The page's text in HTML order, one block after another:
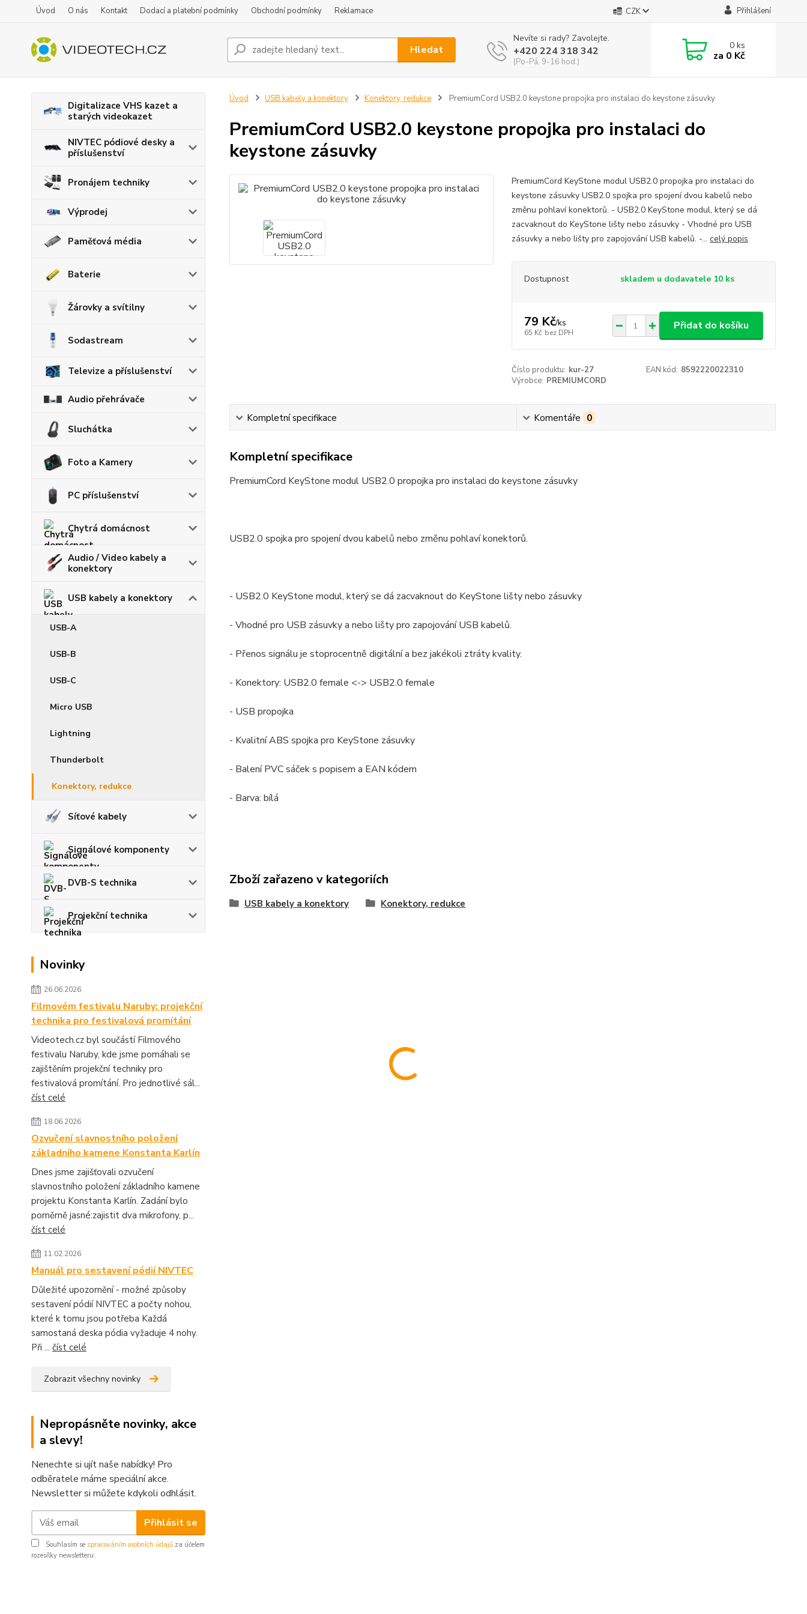
Úvod O nás Kontakt Dodací a platební podmínky Obchodní podmínky Reklamace CZK Přihlášení
Hledat
Nevíte si rady? Zavolejte.
+420 224 318 342
(Po-Pá, 9-16 hod.)
0ks
za 0 Kč
Digitalizace VHS kazet a
starých videokazet
NIVTEC pódiové desky a
příslušenství
Pronájem techniky
Výprodej
Paměťová média
Baterie
Žárovky a svítilny
Sodastream
Televize a příslušenství
Audio přehrávače
Sluchátka
Foto a Kamery
PC příslušenství
Chytrá domácnost
Audio / Video kabely a
konektory
USB kabely a konektory
USB-A
USB-B
USB-C
Micro USB
Lightning
Thunderbolt
Konektory, redukce
Síťové kabely
Signálové komponenty
DVB-S technika
Projekční technika
Novinky
26.06.2026
Filmovém festivalu Naruby: projekční
technika pro festivalová promítání
Videotech.cz byl součástí Filmového
festivalu Naruby, kde jsme pomáhali se
zajištěním projekční techniky pro
festivalová promítání. Pro jednotlivé sál...
číst celé
18.06.2026
Ozvučení slavnostního položení
základního kamene Konstanta Karlín
Dnes jsme zajišťovali ozvučení
slavnostního položení základního kamene
projektu Konstanta Karlín. Zadání bylo
poměrně jasné:zajistit dva mikrofony, p...
číst celé
11.02.2026
Manuál pro sestavení pódií NIVTEC
Důležité upozornění - možné způsoby
sestavení pódií NIVTEC a počty nohou,
které k tomu jsou potřeba Každá
samostaná deska pódia vyžaduje 4 nohy.
Při ... číst celé
Zobrazit všechny novinky
Nepropásněte novinky, akce
a slevy!
Nenechte si ujít naše nabídky! Pro
odběratele máme speciální akce.
Newsletter si můžete kdykoli odhlásit.
Přihlásit se
Souhlasím se zpracováním osobních údajů za účelem
rozesílky newsletteru.
Úvod USB kabely a konektory Konektory, redukce PremiumCord USB2.0 keystone propojka pro instalaci do keystone zásuvky
PremiumCord USB2.0 keystone propojka pro instalaci do
keystone zásuvky
PremiumCord KeyStone modul USB2.0 propojka pro instalaci do
keystone zásuvky USB2.0 spojka pro spojení dvou kabelů nebo
změnu pohlaví konektorů. - USB2.0 KeyStone modul, který se dá
zacvaknout do KeyStone lišty nebo zásuvky - Vhodné pro USB
zásuvky a nebo lišty pro zapojování USB kabelů. -... celý popis
Dostupnost skladem u dodavatele 10 ks
79 Kč/ks
65 Kč bez DPH
Přidat do košíku
Číslo produktu: kur-27 EAN kód: 8592220022310
Výrobce: PREMIUMCORD
Kompletní specifikace Komentáře 0
Kompletní specifikace
PremiumCord KeyStone modul USB2.0 propojka pro instalaci do keystone zásuvky
USB2.0 spojka pro spojení dvou kabelů nebo změnu pohlaví konektorů.
- USB2.0 KeyStone modul, který se dá zacvaknout do KeyStone lišty nebo zásuvky
- Vhodné pro USB zásuvky a nebo lišty pro zapojování USB kabelů.
- Přenos signálu je stoprocentně digitální a bez jakékoli ztráty kvality.
- Konektory: USB2.0 female <-> USB2.0 female
- USB propojka
- Kvalitní ABS spojka pro KeyStone zásuvky
- Balení PVC sáček s popisem a EAN kódem
- Barva: bílá
Zboží zařazeno v kategoriích
USB kabely a konektory Konektory, redukce